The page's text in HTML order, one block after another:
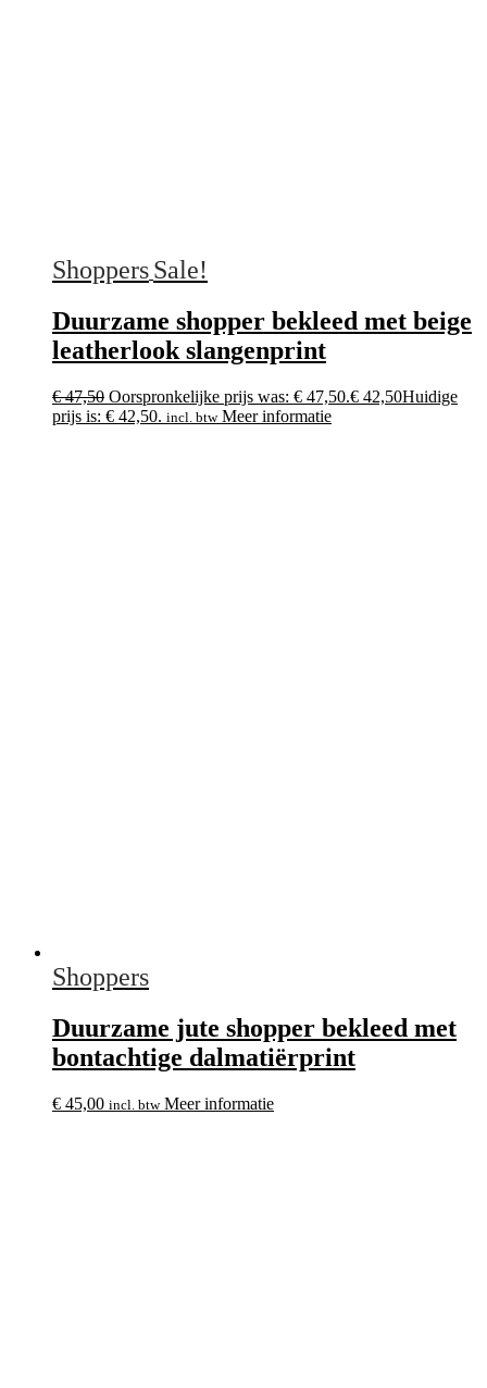
ShoppersSale!
Duurzame shopper bekleed met beige
leatherlook slangenprint
€47,50 Oorspronkelijke prijs was: € 47,50.€ 42,50Huidige
prijs is: € 42,50. incl. btw Meer informatie
Shoppers
Duurzame jute shopper bekleed met
bontachtige dalmatiërprint
€ 45,00 incl. btw Meer informatie